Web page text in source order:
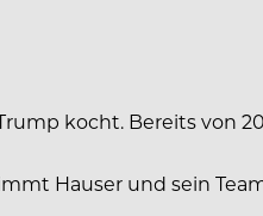
kocht. Bereits von
Hauser und sein